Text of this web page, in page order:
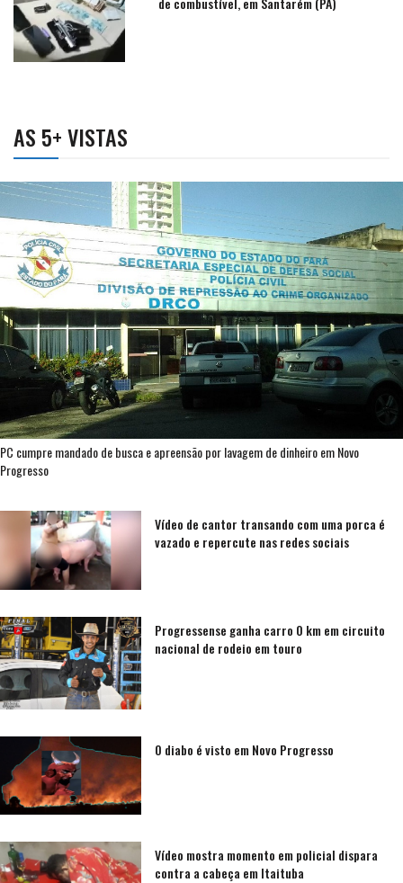
AS 5+ VISTAS
PC cumpre mandado de busca e apreensão por lavagem de dinheiro em Novo
Progresso
Vídeo de cantor transando com uma porca é
vazado e repercute nas redes sociais
Progressense ganha carro 0 km em circuito
nacional de rodeio em touro
O diabo é visto em Novo Progresso
Vídeo mostra momento em policial dispara
contra a cabeça em Itaituba